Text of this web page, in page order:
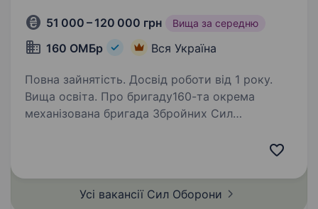
51 000 – 120 000 грн Вища за середню
160 ОМБр Вся Україна
Повна зайнятість. Досвід роботи від 1 року.
Вища освіта. Про бригаду160-та окрема
механізована бригада Збройних Сил
з психологічної підтримки персоналу —
офіцерська…Усі вакансії Сил Оборони